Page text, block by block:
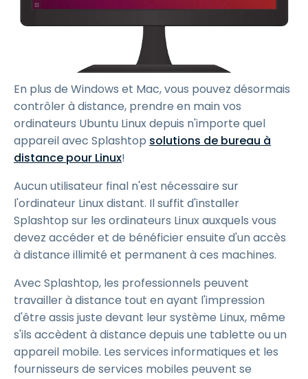
En plus de Windows et Mac, vous pouvez désormais
contrôler à distance, prendre en main vos
ordinateurs Ubuntu Linux depuis n'importe quel
appareil avec Splashtop solutions de bureau à
distance pour Linux!
Aucun utilisateur final n'est nécessaire sur
l'ordinateur Linux distant. Il suffit d'installer
Splashtop sur les ordinateurs Linux auxquels vous
devez accéder et de bénéficier ensuite d'un accès
à distance illimité et permanent à ces machines.
Avec Splashtop, les professionnels peuvent
travailler à distance tout en ayant l'impression
d'être assis juste devant leur système Linux, même
s'ils accèdent à distance depuis une tablette ou un
appareil mobile. Les services informatiques et les
fournisseurs de services mobiles peuvent se